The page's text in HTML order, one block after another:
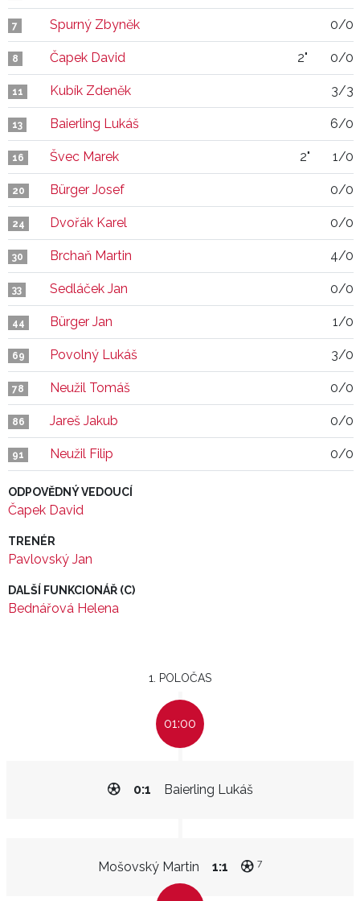
7 Spurný Zbyněk 0/0
8 Čapek David 2" 0/0
11 Kubík Zdeněk 3/3
13 Baierling Lukáš 6/0
16 Švec Marek 2" 1/0
20 Bürger Josef 0/0
24 Dvořák Karel 0/0
30 Brchaň Martin 4/0
33 Sedláček Jan 0/0
44 Bürger Jan 1/0
69 Povolný Lukáš 3/0
78 Neužil Tomáš 0/0
86 Jareš Jakub 0/0
91 Neužil Filip 0/0
ODPOVĚDNÝ VEDOUCÍ
Čapek David
TRENÉR
Pavlovský Jan
DALŠÍ FUNKCIONÁŘ (C)
Bednářová Helena
1. POLOČAS
01:00
Baierling Lukáš
0:1
Mošovský Martin 1:1 7